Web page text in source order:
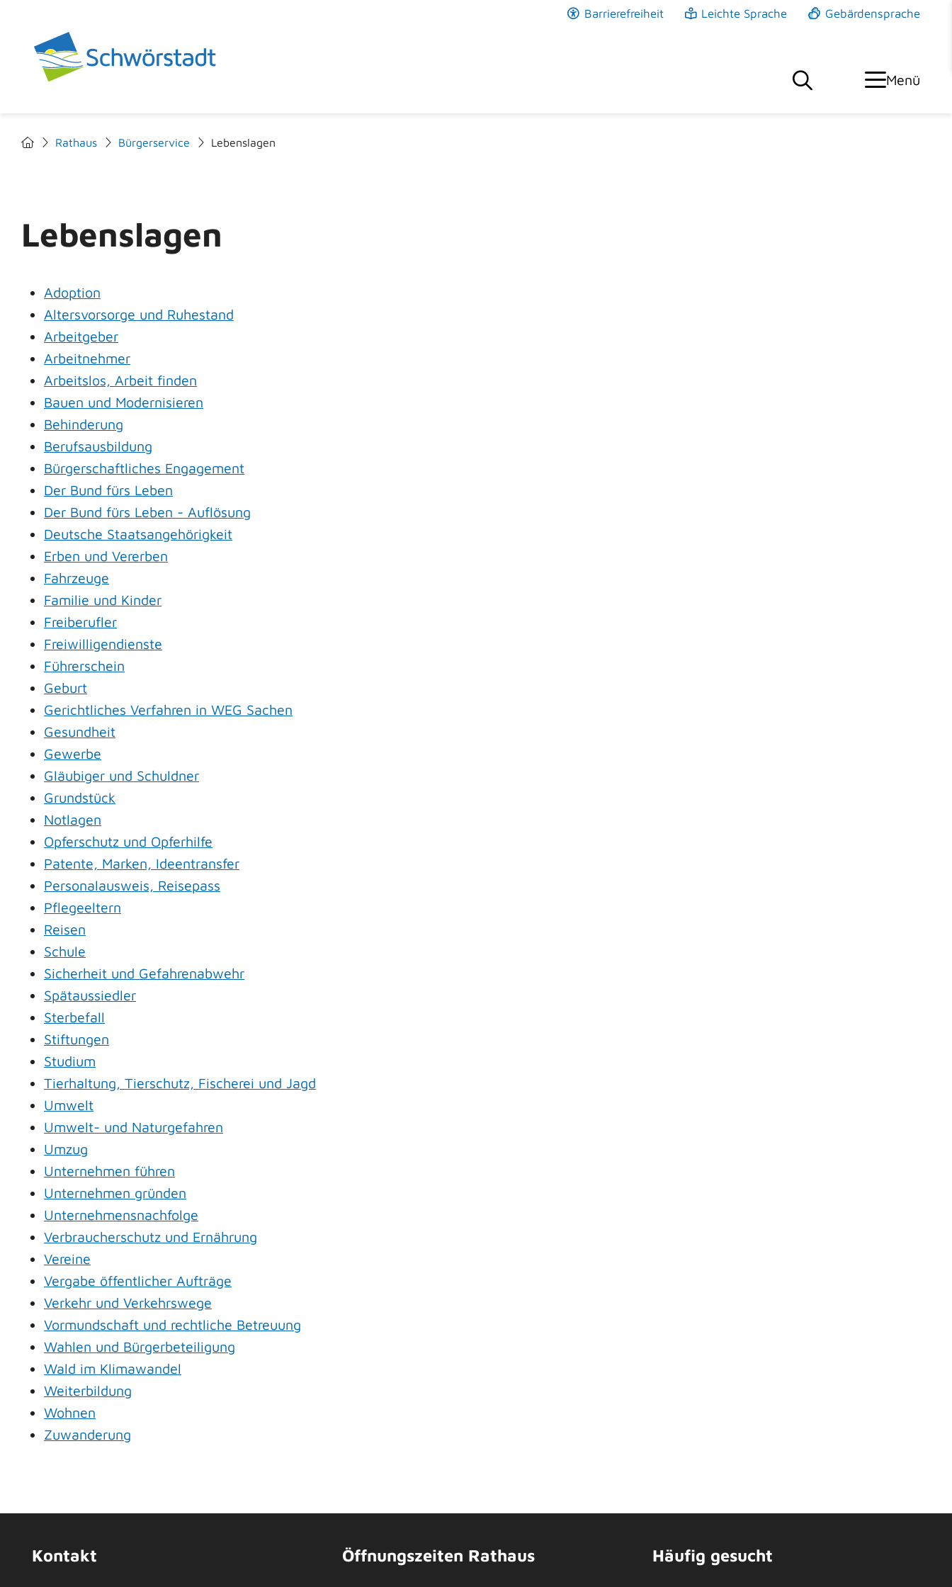
Barrierefreiheit Leichte Sprache Gebärdensprache
Menü
Rathaus Bürgerservice Lebenslagen
Lebenslagen
Adoption
Altersvorsorge und Ruhestand
Arbeitgeber
Arbeitnehmer
Arbeitslos, Arbeit finden
Bauen und Modernisieren
Behinderung
Berufsausbildung
Bürgerschaftliches Engagement
Der Bund fürs Leben
Der Bund fürs Leben - Auflösung
Deutsche Staatsangehörigkeit
Erben und Vererben
Fahrzeuge
Familie und Kinder
Freiberufler
Freiwilligendienste
Führerschein
Geburt
Gerichtliches Verfahren in WEG Sachen
Gesundheit
Gewerbe
Gläubiger und Schuldner
Grundstück
Notlagen
Opferschutz und Opferhilfe
Patente, Marken, Ideentransfer
Personalausweis, Reisepass
Pflegeeltern
Reisen
Schule
Sicherheit und Gefahrenabwehr
Spätaussiedler
Sterbefall
Stiftungen
Studium
Tierhaltung, Tierschutz, Fischerei und Jagd
Umwelt
Umwelt- und Naturgefahren
Umzug
Unternehmen führen
Unternehmen gründen
Unternehmensnachfolge
Verbraucherschutz und Ernährung
Vereine
Vergabe öffentlicher Aufträge
Verkehr und Verkehrswege
Vormundschaft und rechtliche Betreuung
Wahlen und Bürgerbeteiligung
Wald im Klimawandel
Weiterbildung
Wohnen
Zuwanderung
Kontakt Öffnungszeiten Rathaus Häufig gesucht